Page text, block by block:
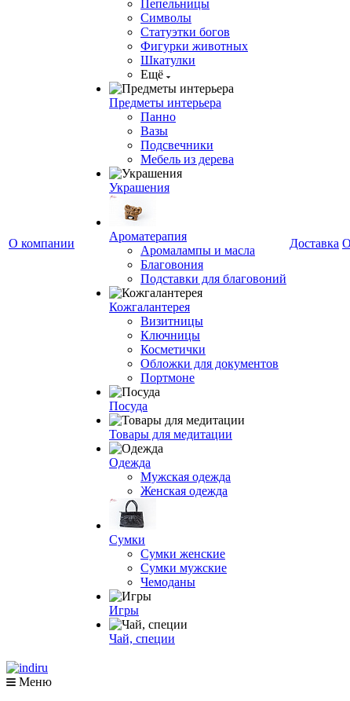
О компании
Пепельницы
Символы
Статуэтки богов
Фигурки животных
Шкатулки
Ещё
Предметы интерьера
Панно
Вазы
Подсвечники
Мебель из дерева
Украшения
Ароматерапия
Аромалампы и масла
Благовония
Подставки для благовоний
Кожгалантерея
Визитницы
Ключницы
Косметички
Обложки для документов
Портмоне
Посуда
Товары для медитации
Одежда
Мужская одежда
Женская одежда
Сумки
Сумки женские
Сумки мужские
Чемоданы
Игры
Чай, специи
Доставка
Меню